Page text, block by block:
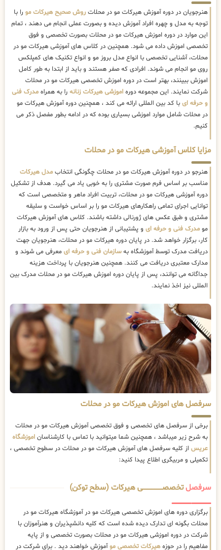
هنرجویان در دوره آموزش هیرکات مو در محلات روش صحیح هیرکات مو را با
توجه به مدل و چهره افراد آموزش دیده و بصورت عملی انجام می دهند ، تمام
این موارد در دوره اموزش هیرکات مو در محلات بصورت تخصصی و فوق
تخصصی اموزش داده می شود. همچنین در کلاس های آموزشی هیرکات مو در
محلات، آشنایی تخصصی با انواع مدل بروز مو و انواع تکنیک های کمپلکس
روی مو انجام می شوند. افرادی که صفر هستند و باید از ابتدا به طور کامل
اموزش ببینند، بهتر است در دوره اموزش تخصصی هیرکات مو در محلات
شرکت نمایند. این مجموعه دوره اموزشی هیرکات زنانه را به همراه مدرک فنی
و حرفه ای با کد بین المللی ارائه می کند ، همچنین دوره آموزش هیرکات مو
در محلات شامل موارد اموزشی بسیاری بوده که در ادامه بطور مفصل ذکر می
کنیم.
مزایا کلاس آموزشی هیرکات مو در محلات
هنرجو در دوره آموزش هیرکات مو در محلات چگونگی انتخاب مدل هیرکات
مناسب بر اساس فرم صورت مشتری را به خوبی یاد می گیرد. هدف از تشکیل
دوره آموزشی هیرکات مو در محلات، تربیت افراد ماهر و متخصصی است که
توانایی اجرای تمامی راهکارهای هیرکات مو را بر اساس خواست و سلیقه
مشتری و طبق عکس های ژورنالی داشته باشند. کلاس های آموزش هیرکات
مو مدرک فنی و حرفه ای و پشتیبانی از هنرجویان حتی پس از ورود به بازار
کار، برگزار خواهد شد. در پایان دوره هیرکات مو در محلات، هنرجویان جهت
دریافت مدرک توسط آموزشگاه بهسازمان فنی و حرفه ای معرفی می شوند و
مدارک معتبری دریافت می کنند. همچنین هنرجویان با پرداخت هزینه
جداگانه می توانند، پس از پایان دوره اموزش هیرکات مو در محلات مدرک بین
المللی نیز اخذ نمایند.
سرفصل های اموزش هیرکات مو در محلات
برخی از سرفصل های تخصصی و فوق تخصصی آموزش هیرکات مو در محلات
به شرح زیر میباشد ، همچنین شما میتوانید با تماس با کارشناسان اموزشگاه
عریس از کلیه سرفصل های آموزش هیرکات مو در محلات در سطوح تخصصی ،
تکمیلی و مربیگری اطلاع پیدا کنید:
سرفصلتخصصــــــــــــــــــــی هیرکات (سطح توکن)
برگزاری دوره های اموزش تخصصی هیرکات مو در آموزشگاه هیرکات مو در
محلات بگونه ای تدارک دیده شده است که کلیه دانشپذیران و هنرآموزان با
شرکت در دوره اموزشی هیرکات مو در محلات بصورت تخصصی و از پایه
مفاهیم را در حوزه هیرکات تخصصی موآموزش خواهند دید . برای شرکت در